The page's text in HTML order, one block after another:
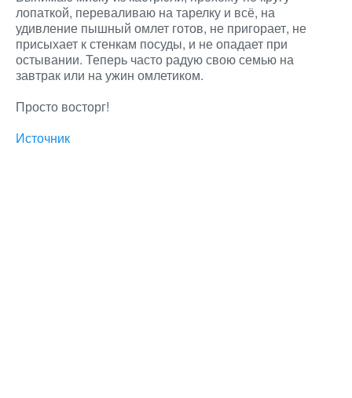
лопаткой, переваливаю на тарелку и всё, на
удивление пышный омлет готов, не пригорает, не
присыхает к стенкам посуды, и не опадает при
остывании. Теперь часто радую свою семью на
завтрак или на ужин омлетиком.
Просто восторг!
Источник